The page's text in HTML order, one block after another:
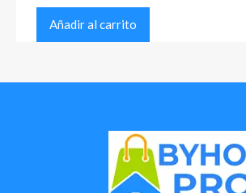
for
the
de
Añadir al carrito